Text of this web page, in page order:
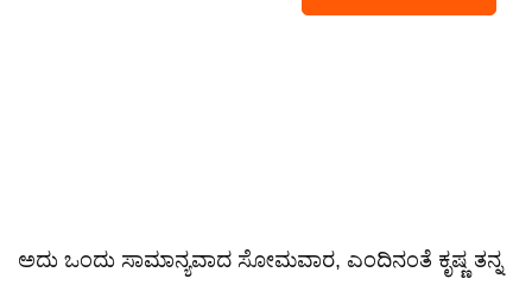
ಅದು ಒಂದು ಸಾಮಾನ್ಯವಾದ ಸೋಮವಾರ, ಎಂದಿನಂತೆ ಕೃಷ್ಣ ತನ್ನ